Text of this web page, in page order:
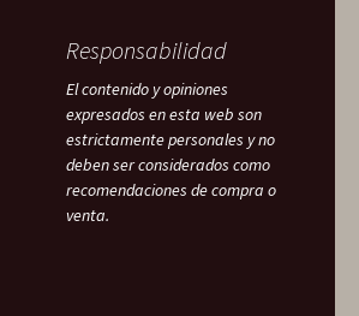
Responsabilidad
El contenido y opiniones
expresados en esta web son
estrictamente personales y no
deben ser considerados como
recomendaciones de compra o
venta.